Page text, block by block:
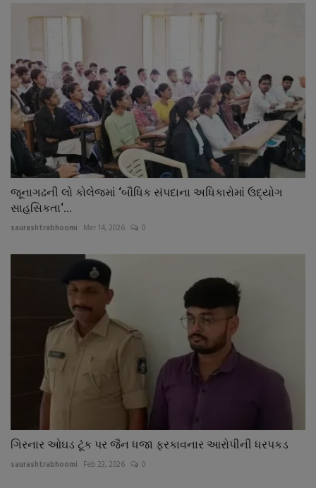
જૂનાગઢની લો કોલેજમાં ‘બૌધિક સંપદાના અધિકારોમાં ઉદ્યોગ
સાહસિકતા‘...
saurashtrabhoomi Mar 14, 2026 0
ગિરનાર ઓઘડ ટૂંક પર જૈન ધજા ફરકાવનાર આરોપીની ધરપકડ
saurashtrabhoomi Feb 23, 2026 0